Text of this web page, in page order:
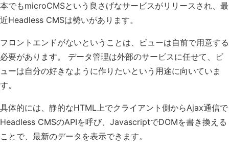
本でもmicroCMSという良さげなサービスがリリースされ、最
近Headless CMSは勢いがあります。
フロントエンドがないということは、ビューは自前で用意する
必要があります。 データ管理は外部のサービスに任せて、ビ
ューは自分の好きなように作りたいという用途に向いていま
す。
具体的には、静的なHTML上でクライアント側からAjax通信で
Headless CMSのAPIを呼び、JavascriptでDOMを書き換える
ことで、最新のデータを表示できます。